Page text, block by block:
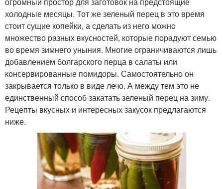
холодные месяцы. Тот же зеленый перец в это время
стоит сущие копейки, а сделать из него можно
множество разных вкусностей, которые порадуют семью
во время зимнего уныния. Многие ограничиваются лишь
добавлением болгарского перца в салаты или
консервированные помидоры. Самостоятельно он
закрывается только в виде лечо. А между тем это не
единственный способ закатать зеленый перец на зиму.
Рецепты вкусных и интересных закусок предлагаются
ниже.